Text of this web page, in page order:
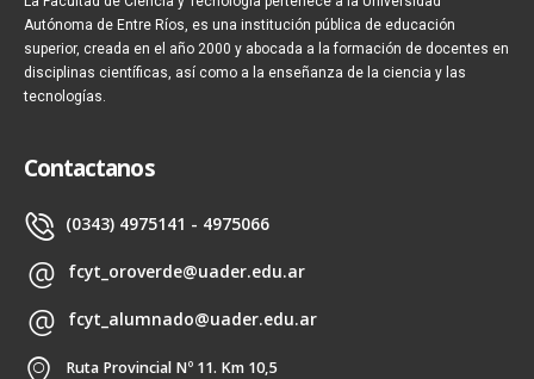
Autónoma de Entre Ríos, es una institución pública de educación
superior, creada en el año 2000 y abocada a la formación de docentes en
disciplinas científicas, así como a la enseñanza de la ciencia y las
tecnologías.
Contactanos
(0343) 4975141 - 4975066
fcyt_oroverde@uader.edu.ar
fcyt_alumnado@uader.edu.ar
Ruta Provincial Nº 11. Km 10,5